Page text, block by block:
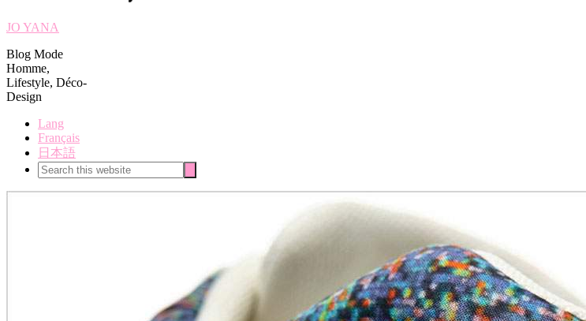
JO YANA
Blog Mode
Homme,
Lifestyle, Déco-
Design
Lang
Français
日本語
Search
this
website